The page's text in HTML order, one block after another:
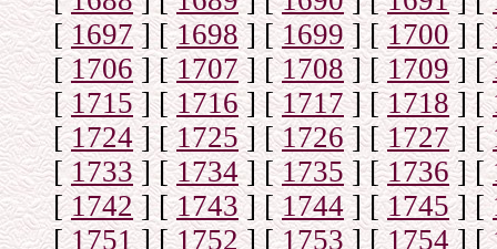
[1697] [1698] [1699] [1700] [
[1706] [1707] [1708] [1709] [
[1715] [1716] [1717] [1718] [
[1724] [1725] [1726] [1727] [
[1733] [1734] [1735] [1736] [
[1742] [1743] [1744] [1745] [
[1751] [1752] [1753] [1754] [